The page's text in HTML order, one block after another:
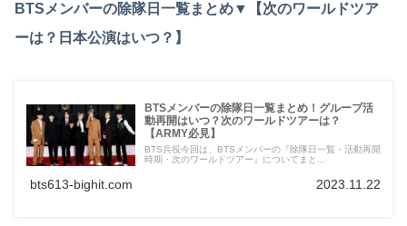
BTSメンバーの除隊日一覧まとめ▼【次のワールドツア
ーは？日本公演はいつ？】
BTSメンバーの除隊日一覧まとめ！グループ活
動再開はいつ？次のワールドツアーは？
【ARMY必見】
BTS兵役今回は、BTSメンバーの『除隊日一覧・活動再開
時期・次のワールドツアー』についてまと...
bts613-bighit.com 2023.11.22